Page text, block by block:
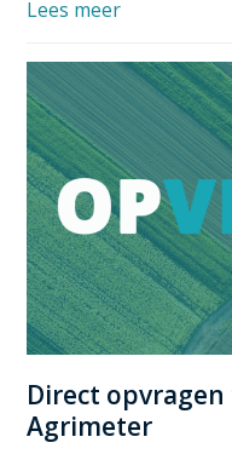
Lees meer
Direct
Agrimeter